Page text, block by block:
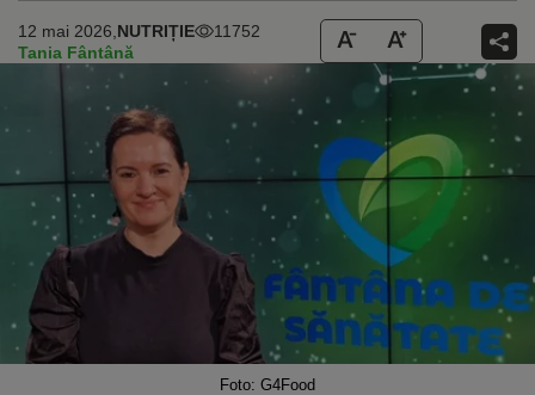
12 mai 2026, NUTRIȚIE
11752
Tania Fântână
Foto: G4Food